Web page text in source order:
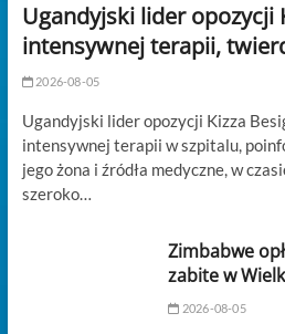
Ugandyjski lider opozycji
intensywnej terapii,
2026-08-05
Ugandyjski lider opozycji Kizza
intensywnej terapii w szpitalu,
jego żona i źródła medyczne, w
szeroko…
Zimbabwe
zabite w
2026-08-05